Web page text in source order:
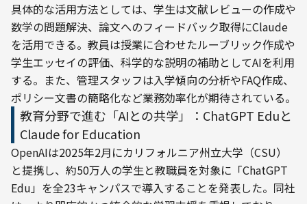
具体的な活用方法としては、学生は文献レビューの作成や
数学の問題解決、論文へのフィードバック取得にClaude
を活用できる。教員は授業に合わせたルーブリック作成や
学生エッセイの評価、科学的な説明の補助としてAIを利用
する。また、管理スタッフは入学傾向の分析やFAQ作成、
ポリシー文書の簡略化など業務効率化が期待されている。
教育分野で進む「AIとの共学」：ChatGPT Eduと
Claude for Education
OpenAIは2025年2月にカリフォルニア州立大学（CSU）
と提携し、約50万人の学生と教職員を対象に「ChatGPT
Edu」を全23キャンパスで導入することを発表した。同社